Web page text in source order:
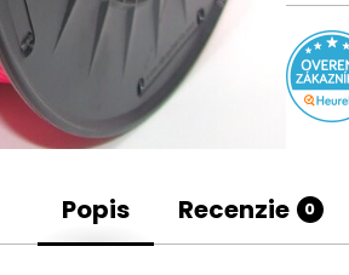
Popis Recenzie 0